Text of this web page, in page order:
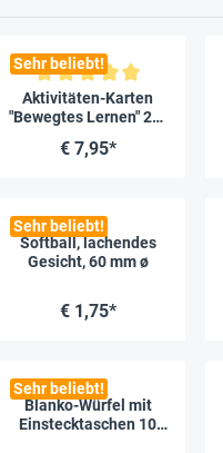
Sehr beliebt!
Durchschnittliche Bewertung
Aktivitäten-Karten
"Bewegtes Lernen" 20-
€ 7,95*
Sehr beliebt!
Softball, lachendes
Gesicht, 60 mm ø
€ 1,75*
5 von 5 Sternen
Sehr beliebt!
Blanko-Würfel mit
Einstecktaschen 10